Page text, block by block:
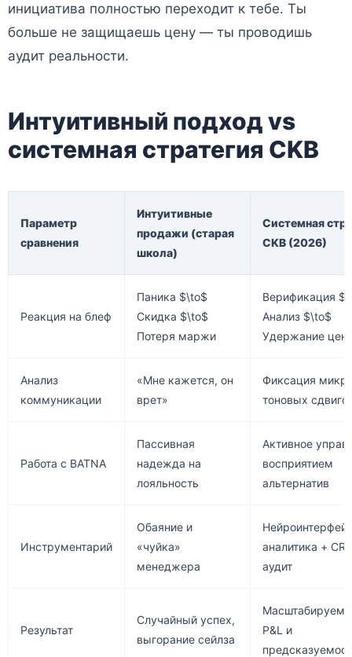
инициатива полностью переходит к тебе. Ты
больше не защищаешь цену — ты проводишь
аудит реальности.
Интуитивный подход vs
системная стратегия CKB
Параметр
сравнения
Интуитивные
продажи (старая
школа)
Системная
CKB (2026)
Реакция на блеф
Паника $\to$
Скидка $\to$
Потеря маржи
Верификация
Анализ $\to$
Удержание
Анализ
коммуникации
«Мне кажется, он
врет»
Фиксация
тоновых
Работа с BATNA
Пассивная
надежда на
лояльность
Активное
восприятием
альтернатив
Инструментарий
Обаяние и
«чуйка»
менеджера
аналитика +
аудит
Результат
Случайный успех,
выгорание сейлза
P&L и